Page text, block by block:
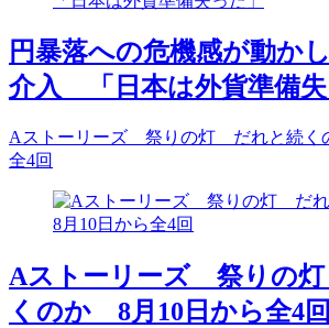
円暴落への危機感が動か
介入 「日本は外貨準備失
Aストーリーズ 祭りの灯 だれと続く
全4回
Aストーリーズ 祭りの
くのか 8月10日から全4回